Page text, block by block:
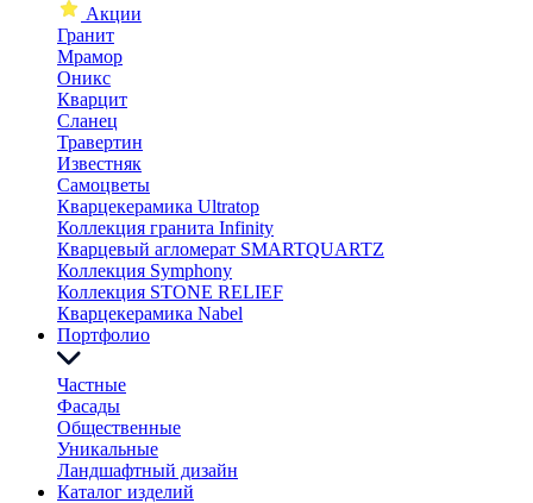
Акции
Гранит
Мрамор
Оникс
Кварцит
Сланец
Травертин
Известняк
Самоцветы
Кварцекерамика Ultratop
Коллекция гранита Infinity
Кварцевый агломерат SMARTQUARTZ
Коллекция Symphony
Коллекция STONE RELIEF
Кварцекерамика Nabel
Портфолио
Частные
Фасады
Общественные
Уникальные
Ландшафтный дизайн
Каталог изделий